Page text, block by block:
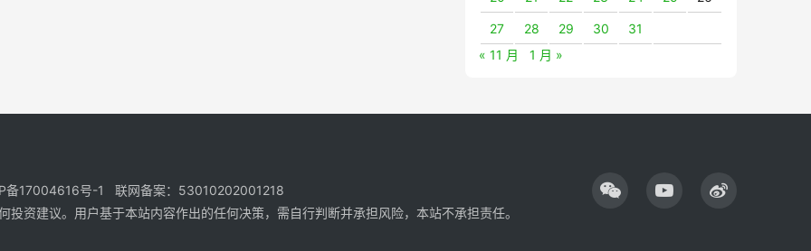
27 28 29 30
31
« 11 月
1 月 »
备17004616号-1 联网备案：53010202001218
资建议。用户基于本站内容作出的任何决策，需自行判断并承担风险，本站不承担责任。